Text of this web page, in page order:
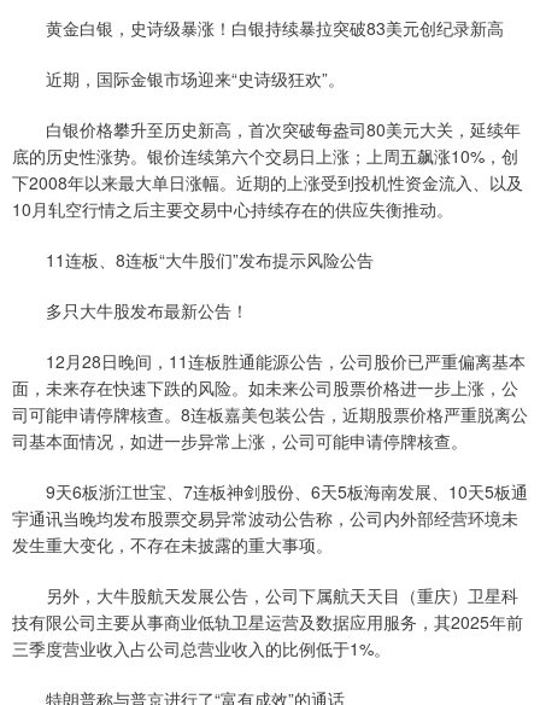
黄金白银，史诗级暴涨！白银持续暴拉突破83美元创纪录新高
近期，国际金银市场迎来“史诗级狂欢”。
白银价格攀升至历史新高，首次突破每盎司80美元大关，延续年
底的历史性涨势。银价连续第六个交易日上涨；上周五飙涨10%，创
下2008年以来最大单日涨幅。近期的上涨受到投机性资金流入、以及
10月轧空行情之后主要交易中心持续存在的供应失衡推动。
11连板、8连板“大牛股们”发布提示风险公告
多只大牛股发布最新公告！
12月28日晚间，11连板胜通能源公告，公司股价已严重偏离基本
面，未来存在快速下跌的风险。如未来公司股票价格进一步上涨，公
司可能申请停牌核查。8连板嘉美包装公告，近期股票价格严重脱离公
司基本面情况，如进一步异常上涨，公司可能申请停牌核查。
9天6板浙江世宝、7连板神剑股份、6天5板海南发展、10天5板通
宇通讯当晚均发布股票交易异常波动公告称，公司内外部经营环境未
发生重大变化，不存在未披露的重大事项。
另外，大牛股航天发展公告，公司下属航天天目（重庆）卫星科
技有限公司主要从事商业低轨卫星运营及数据应用服务，其2025年前
三季度营业收入占公司总营业收入的比例低于1%。
特朗普称与普京进行了“富有成效”的通话